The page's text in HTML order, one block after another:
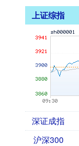
上证综指
深证成指
沪深300